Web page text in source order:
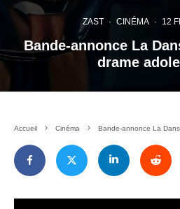
ZAST · CINÉMA · 12
Bande-annonce La
drame
Accueil Cinéma Bande-annonce La